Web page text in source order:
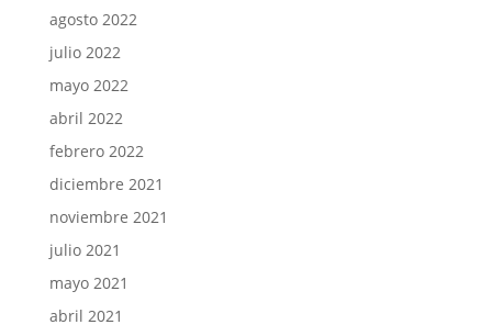
agosto 2022
julio 2022
mayo 2022
abril 2022
febrero 2022
diciembre 2021
noviembre 2021
julio 2021
mayo 2021
abril 2021